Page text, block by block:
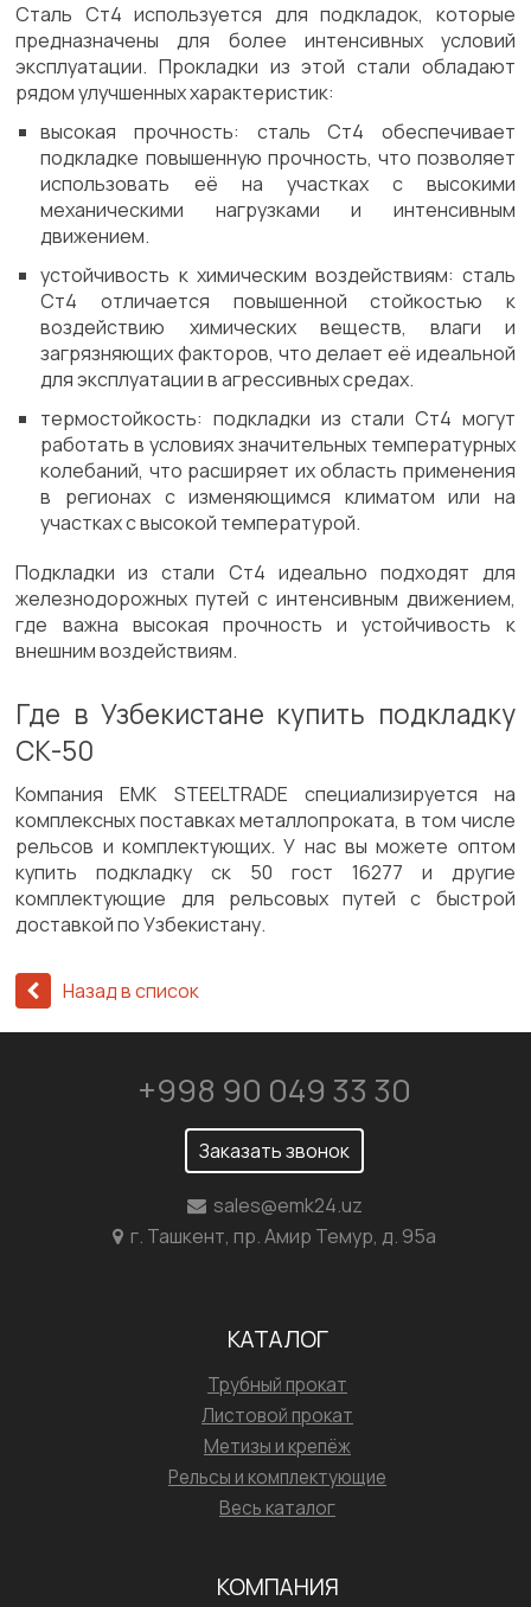
Сталь Ст4 используется для подкладок, которые
предназначены для более интенсивных условий
эксплуатации. Прокладки из этой стали обладают
рядом улучшенных характеристик:
высокая прочность: сталь Ст4 обеспечивает
подкладке повышенную прочность, что позволяет
использовать её на участках с высокими
механическими нагрузками и интенсивным
движением.
устойчивость к химическим воздействиям: сталь
Ст4 отличается повышенной стойкостью к
воздействию химических веществ, влаги и
загрязняющих факторов, что делает её идеальной
для эксплуатации в агрессивных средах.
термостойкость: подкладки из стали Ст4 могут
работать в условиях значительных температурных
колебаний, что расширяет их область применения
в регионах с изменяющимся климатом или на
участках с высокой температурой.
Подкладки из стали Ст4 идеально подходят для
железнодорожных путей с интенсивным движением,
где важна высокая прочность и устойчивость к
внешним воздействиям.
Где в Узбекистане купить подкладку
СК-50
Компания ЕМК STEELTRADE специализируется на
комплексных поставках металлопроката, в том числе
рельсов и комплектующих. У нас вы можете оптом
купить подкладку ск 50 гост 16277 и другие
комплектующие для рельсовых путей с быстрой
доставкой по Узбекистану.
Назад в список
+998 90 049 33 30
Заказать звонок
sales@emk24.uz
г. Ташкент, пр. Амир Темур, д. 95а
КАТАЛОГ
Трубный прокат
Листовой прокат
Метизы и крепёж
Рельсы и комплектующие
Весь каталог
КОМПАНИЯ